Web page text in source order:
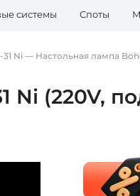
системы Споты
31 Ni — Настольная лампа
Ni (220V,